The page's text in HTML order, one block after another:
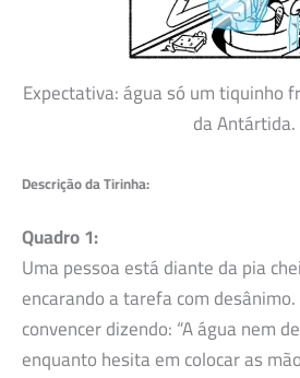
Expectativa: água só um tiquinho
da Antártida.
Descrição da Tirinha:
Quadro 1:
Uma pessoa está diante da pia
encarando a tarefa com
convencer dizendo: “A água nem
enquanto hesita em colocar as